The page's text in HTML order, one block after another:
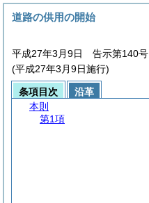
道路の供用の開始
平成27年3月9日 告示第140号
(平成27年3月9日施行)
条項目次
沿革
本則
第1項